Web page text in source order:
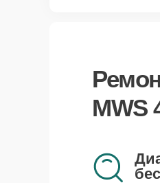
MWS